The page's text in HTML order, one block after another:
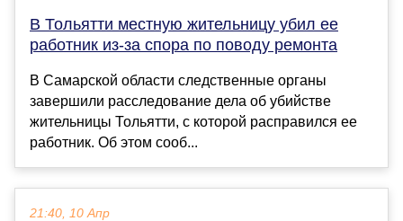
В Тольятти местную жительницу убил ее
работник из-за спора по поводу ремонта
В Самарской области следственные органы
завершили расследование дела об убийстве
жительницы Тольятти, с которой расправился ее
работник. Об этом сооб...
21:40, 10 Апр